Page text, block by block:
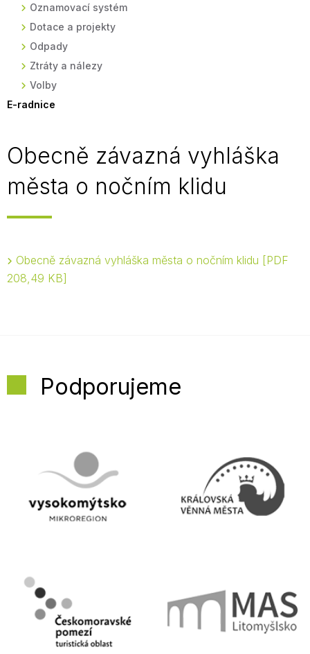
Oznamovací systém
Dotace a projekty
Odpady
Ztráty a nálezy
Volby
E-radnice
Obecně závazná vyhláška
města o nočním klidu
Obecně závazná vyhláška města o nočním klidu
PDF
208,49 KB
Podporujeme